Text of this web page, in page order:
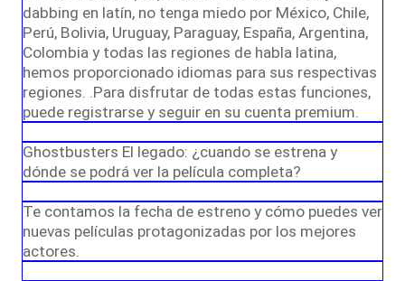
dabbing en latín, no tenga miedo por México, Chile,
Perú, Bolivia, Uruguay, Paraguay, España, Argentina,
Colombia y todas las regiones de habla latina,
hemos proporcionado idiomas para sus respectivas
regiones. .Para disfrutar de todas estas funciones,
puede registrarse y seguir en su cuenta premium.
Ghostbusters El legado: ¿cuando se estrena y
dónde se podrá ver la película completa?
Te contamos la fecha de estreno y cómo puedes ver
nuevas películas protagonizadas por los mejores
actores.